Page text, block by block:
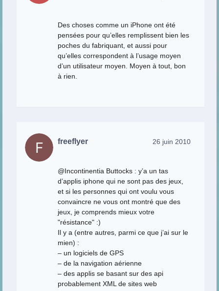
Des choses comme un iPhone ont été
pensées pour qu’elles remplissent bien les
poches du fabriquant, et aussi pour
qu’elles correspondent à l’usage moyen
d’un utilisateur moyen. Moyen à tout, bon
à rien.
freeflyer 26 juin 2010
@Incontinentia Buttocks : y’a un tas
d’applis iphone qui ne sont pas des jeux,
et si les personnes qui ont voulu vous
convaincre ne vous ont montré que des
jeux, je comprends mieux votre
"résistance" :)
Il y a (entre autres, parmi ce que j’ai sur le
mien) :
– un logiciels de GPS
– de la navigation aérienne
– des applis se basant sur des api
probablement XML de sites web